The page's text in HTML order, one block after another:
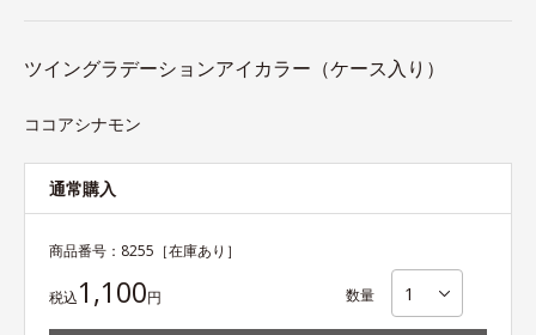
ツイングラデーションアイカラー（ケース入り）
ココアシナモン
通常購入
商品番号： 8255 ［在庫あり］
税込1,100円 数量